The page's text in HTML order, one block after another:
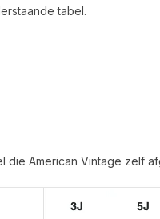
tabel.
die American Vintage zelf